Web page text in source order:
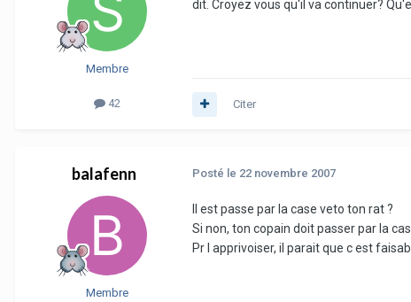
Membre
42
dit. Croyez vous qu'il va continuer?
Citer
balafenn
Membre
Posté le 22 novembre 2007
Il est passe par la case veto ton rat ?
Si non, ton copain doit passer par la
Pr l apprivoiser, il parait que c est